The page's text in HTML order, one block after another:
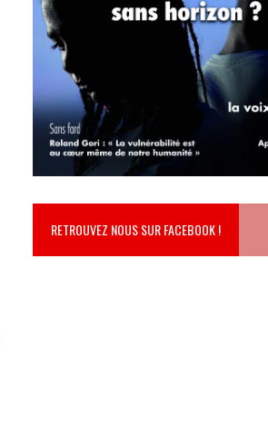
RETROUVEZ NOUS SUR FACEBOOK !